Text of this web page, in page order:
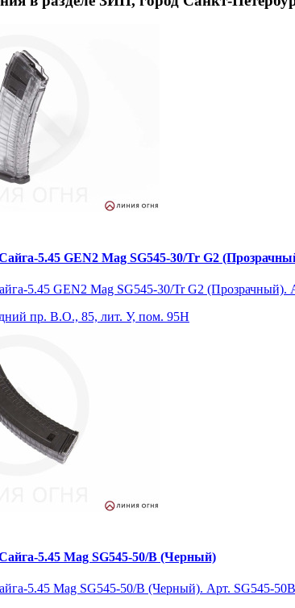
5.45 GEN2 Mag SG545-30/Tr G2
5.45 GEN2 Mag SG545-30/Tr G2
пр. В.О., 85, лит. У, пом. 95Н
5.45 Mag SG545-50/B (Черный)
5.45 Mag SG545-50/B (Черный). Арт. SG545-